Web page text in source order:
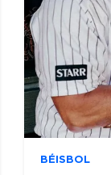
BÉISBOL